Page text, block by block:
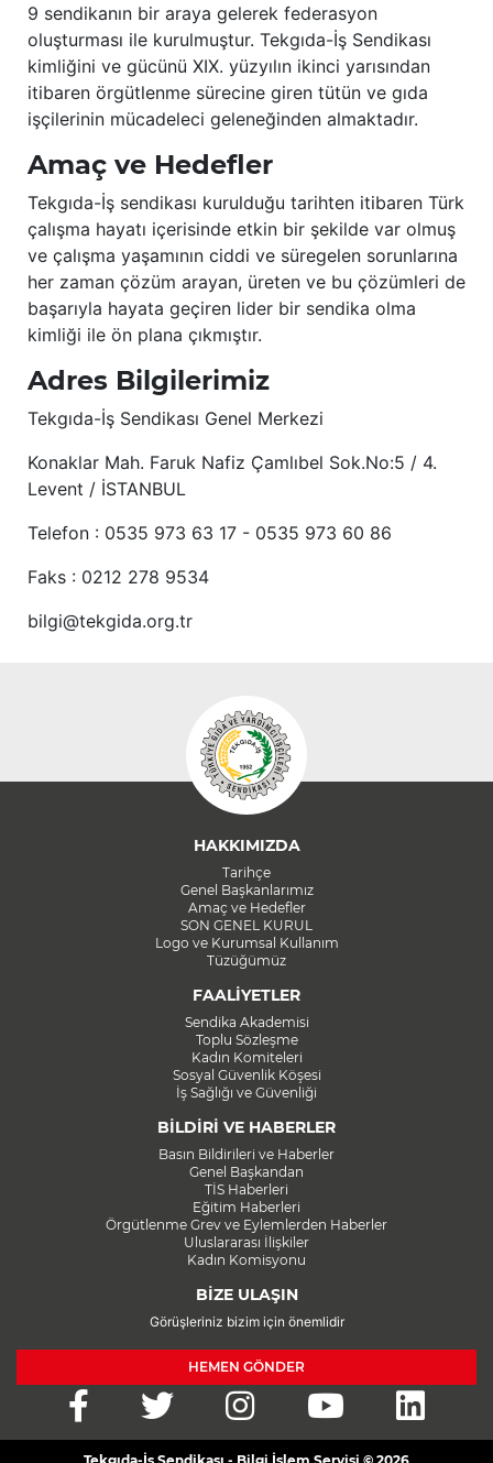
9 sendikanın bir araya gelerek federasyon
oluşturması ile kurulmuştur. Tekgıda-İş Sendikası
kimliğini ve gücünü XIX. yüzyılın ikinci yarısından
itibaren örgütlenme sürecine giren tütün ve gıda
işçilerinin mücadeleci geleneğinden almaktadır.
Amaç ve Hedefler
Tekgıda-İş sendikası kurulduğu tarihten itibaren Türk
çalışma hayatı içerisinde etkin bir şekilde var olmuş
ve çalışma yaşamının ciddi ve süregelen sorunlarına
her zaman çözüm arayan, üreten ve bu çözümleri de
başarıyla hayata geçiren lider bir sendika olma
kimliği ile ön plana çıkmıştır.
Adres Bilgilerimiz
Tekgıda-İş Sendikası Genel Merkezi
Konaklar Mah. Faruk Nafiz Çamlıbel Sok.No:5 / 4.
Levent / İSTANBUL
Telefon : 0535 973 63 17 - 0535 973 60 86
Faks : 0212 278 9534
bilgi@tekgida.org.tr
HAKKIMIZDA
Tarihçe
Genel Başkanlarımız
Amaç ve Hedefler
SON GENEL KURUL
Logo ve Kurumsal Kullanım
Tüzüğümüz
FAALİYETLER
Sendika Akademisi
Toplu Sözleşme
Kadın Komiteleri
Sosyal Güvenlik Köşesi
İş Sağlığı ve Güvenliği
BİLDİRİ VE HABERLER
Basın Bildirileri ve Haberler
Genel Başkandan
TİS Haberleri
Eğitim Haberleri
Örgütlenme Grev ve Eylemlerden Haberler
Uluslararası İlişkiler
Kadın Komisyonu
BİZE ULAŞIN
Görüşleriniz bizim için önemlidir
HEMEN GÖNDER